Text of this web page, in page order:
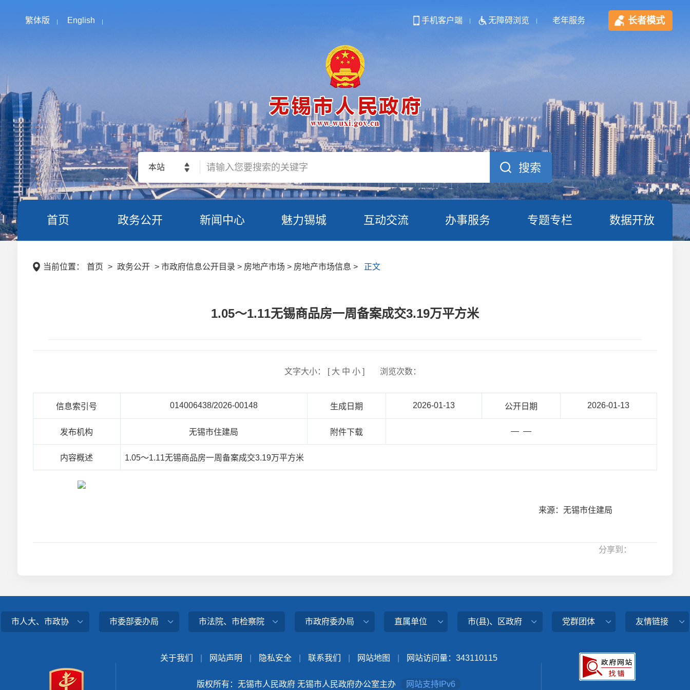
繁体版 English 手机客户端 无障碍浏览 老年服务 长者模式
本站
首页 政务公开 新闻中心 魅力锡城 互动交流 办事服务 专题专栏 数据开放
当前位置： 首页 > 政务公开 > 市政府信息公开目录 > 房地产市场 > 房地产市场信息 > 正文
1.05～1.11无锡商品房一周备案成交3.19万平方米
文字大小： [ 大 中 小] 浏览次数：
信息索引号 014006438/2026-00148 生成日期 2026-01-13 公开日期 2026-01-13
发布机构 无锡市住建局 附件下载 — —
内容概述 1.05～1.11无锡商品房一周备案成交3.19万平方米
来源：无锡市住建局
分享到：
市人大、市政协 市委部委办局 市法院、市检察院 市政府委办局 直属单位 市(县)、区政府 党群团体 友情链接
关于我们 网站声明 隐私安全 联系我们 网站地图 网站访问量： 343110115
版权所有：无锡市人民政府 无锡市人民政府办公室主办 网站支持IPv6